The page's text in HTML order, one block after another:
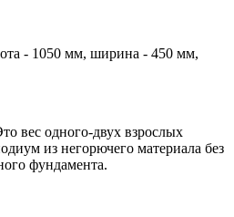
- 1050 мм, ширина - 450 мм,
вес одного-двух взрослых
из негорючего материала без
фундамента.